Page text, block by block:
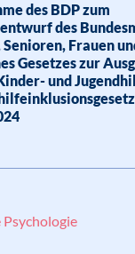
des BDP zum
des
Frauen
Gesetzes zur
und
Psychologie